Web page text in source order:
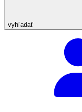
vyhľadať